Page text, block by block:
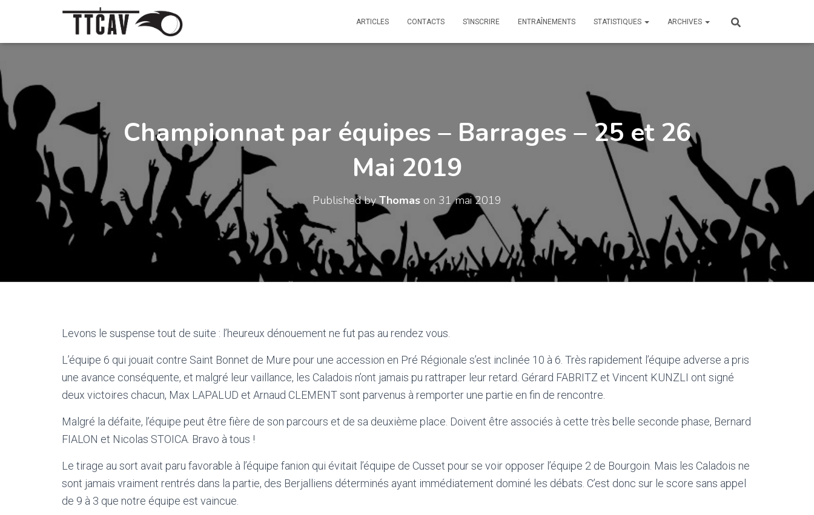
ARTICLES CONTACTS S’INSCRIRE ENTRAÎNEMENTS STATISTIQUES ARCHIVES
Championnat par équipes – Barrages – 25 et 26
Mai 2019
Published byThomas on 31 mai 2019
Levons le suspense tout de suite : l’heureux dénouement ne fut pas au rendez vous.
L’équipe 6 qui jouait contre Saint Bonnet de Mure pour une accession en Pré Régionale s’est inclinée 10 à 6. Très rapidement l’équipe adverse a pris
une avance conséquente, et malgré leur vaillance, les Caladois n’ont jamais pu rattraper leur retard. Gérard FABRITZ et Vincent KUNZLI ont signé
deux victoires chacun, Max LAPALUD et Arnaud CLEMENT sont parvenus à remporter une partie en fin de rencontre.
Malgré la défaite, l’équipe peut être fière de son parcours et de sa deuxième place. Doivent être associés à cette très belle seconde phase, Bernard
FIALON et Nicolas STOICA. Bravo à tous !
Le tirage au sort avait paru favorable à l’équipe fanion qui évitait l’équipe de Cusset pour se voir opposer l’équipe 2 de Bourgoin. Mais les Caladois ne
sont jamais vraiment rentrés dans la partie, des Berjalliens déterminés ayant immédiatement dominé les débats. C’est donc sur le score sans appel
de 9 à 3 que notre équipe est vaincue.